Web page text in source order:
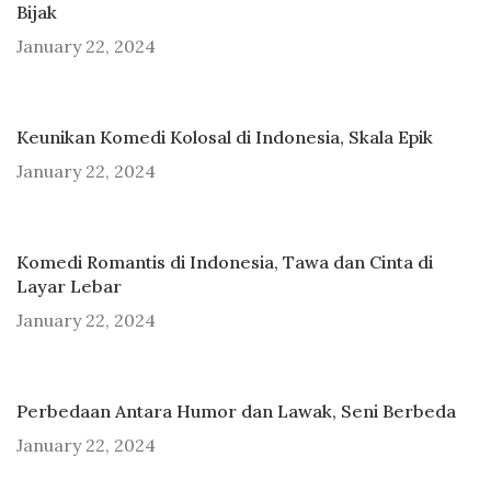
Bijak
January 22, 2024
Keunikan Komedi Kolosal di Indonesia, Skala Epik
January 22, 2024
Komedi Romantis di Indonesia, Tawa dan Cinta di
Layar Lebar
January 22, 2024
Perbedaan Antara Humor dan Lawak, Seni Berbeda
January 22, 2024